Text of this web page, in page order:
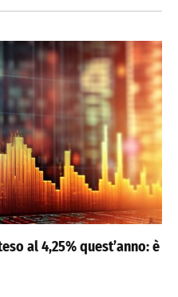
al 4,25% quest’anno: è